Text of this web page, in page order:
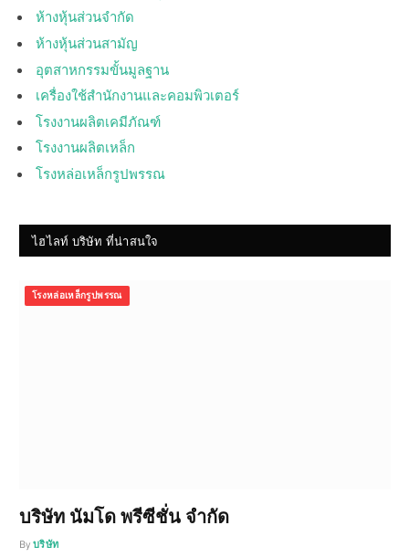
ห้างหุ้นส่วนจำกัด
ห้างหุ้นส่วนสามัญ
อุตสาหกรรมขั้นมูลฐาน
เครื่องใช้สำนักงานและคอมพิวเตอร์
โรงงานผลิตเคมีภัณฑ์
โรงงานผลิตเหล็ก
โรงหล่อเหล็กรูปพรรณ
ไฮไลท์ บริษัท ที่น่าสนใจ
โรงหล่อเหล็กรูปพรรณ
บริษัท นัมโด พรีซีชั่น จำกัด
By บริษัท